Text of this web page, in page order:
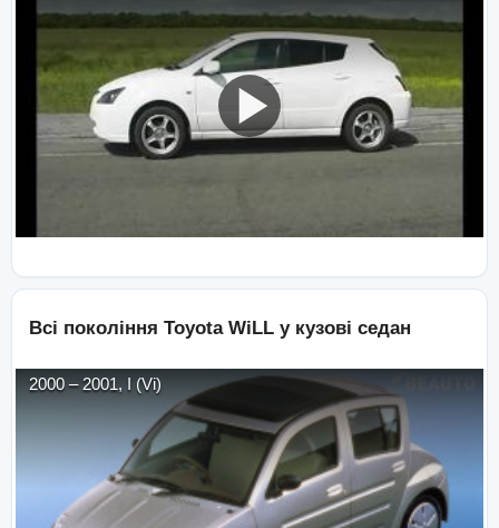
Всі покоління Toyota WiLL у кузові седан
2000 – 2001, I (Vi)